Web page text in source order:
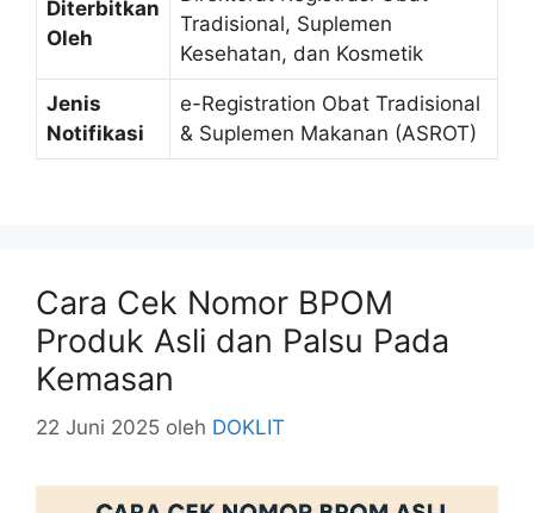
Diterbitkan
Oleh
Tradisional, Suplemen
Kesehatan, dan Kosmetik
Jenis
Notifikasi
e-Registration Obat Tradisional
& Suplemen Makanan (ASROT)
Cara Cek Nomor BPOM
Produk Asli dan Palsu Pada
Kemasan
22 Juni 2025 oleh DOKLIT